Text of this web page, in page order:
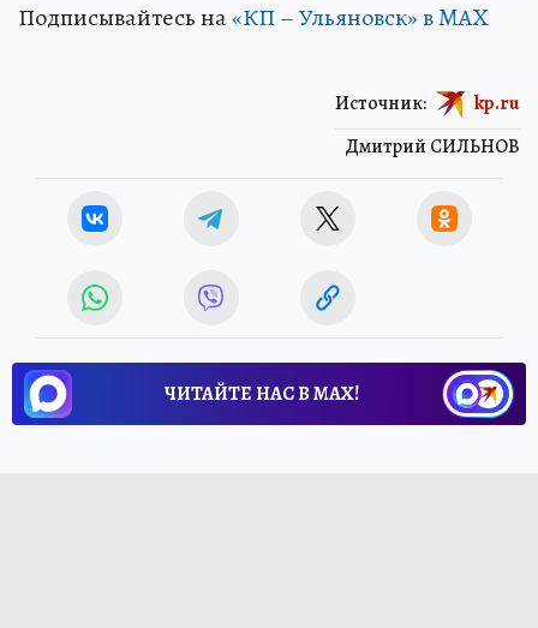
Подписывайтесь на«КП – Ульяновск» в MAX
Дмитрий СИЛЬНОВ
Источник: kp.ru
ЧИТАЙТЕ НАС В МАХ!